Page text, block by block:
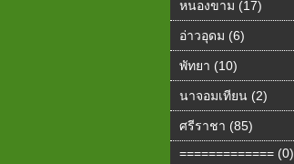
หนองขาม (17)
อ่าวอุดม (6)
พัทยา (10)
นาจอมเทียน (2)
ศรีราชา (85)
============= (0)